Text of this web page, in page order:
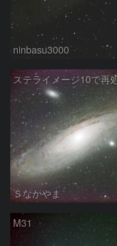
ninbasu3000
Ｓなかやま
M31